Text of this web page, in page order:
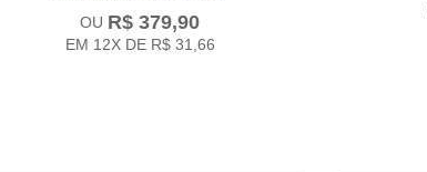
R$ 379,90
EM 12XDE R$ 31,66